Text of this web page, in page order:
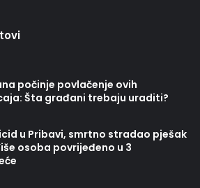
počinje povlačenje ovih
Šta građani trebaju uraditi?
u Pribavi, smrtno stradao pješak
osoba povrijeđeno u 3